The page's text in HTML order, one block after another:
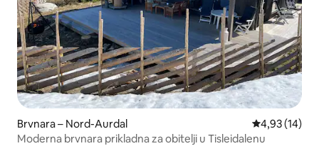
Brvnara – Nord-Aurdal Prosječna
4,93 (14)
Moderna brvnara prikladna za obitelji u Tisleidalenu